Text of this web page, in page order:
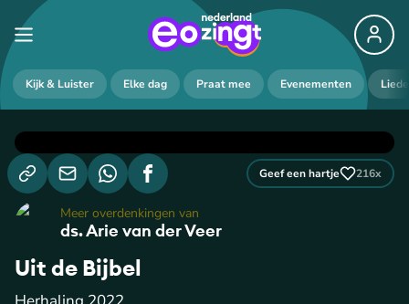
Kijk & Luister Elke dag Praat mee Evenementen
Geef een hartje 216x
ds. Arie van der Veer
Meer overdenkingen van
Uit de Bijbel